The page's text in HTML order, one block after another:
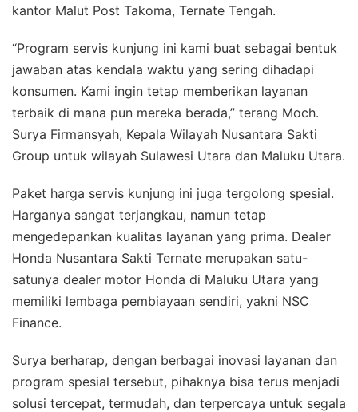
kantor Malut Post Takoma, Ternate Tengah.
“Program servis kunjung ini kami buat sebagai bentuk
jawaban atas kendala waktu yang sering dihadapi
konsumen. Kami ingin tetap memberikan layanan
terbaik di mana pun mereka berada,” terang Moch.
Surya Firmansyah, Kepala Wilayah Nusantara Sakti
Group untuk wilayah Sulawesi Utara dan Maluku Utara.
Paket harga servis kunjung ini juga tergolong spesial.
Harganya sangat terjangkau, namun tetap
mengedepankan kualitas layanan yang prima. Dealer
Honda Nusantara Sakti Ternate merupakan satu-
satunya dealer motor Honda di Maluku Utara yang
memiliki lembaga pembiayaan sendiri, yakni NSC
Finance.
Surya berharap, dengan berbagai inovasi layanan dan
program spesial tersebut, pihaknya bisa terus menjadi
solusi tercepat, termudah, dan terpercaya untuk segala